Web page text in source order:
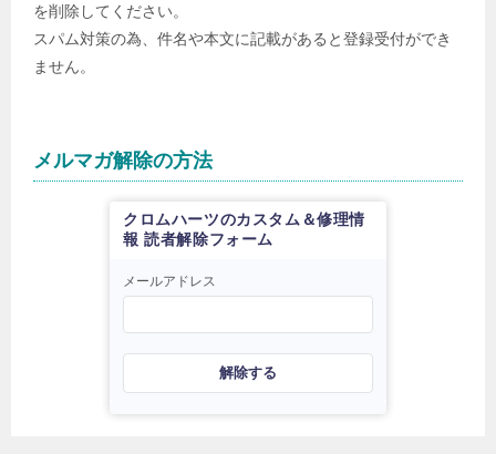
を削除してください。
スパム対策の為、件名や本文に記載があると登録受付ができ
ません。
メルマガ解除の方法
クロムハーツのカスタム＆修理情
報 読者解除フォーム
メールアドレス
解除する